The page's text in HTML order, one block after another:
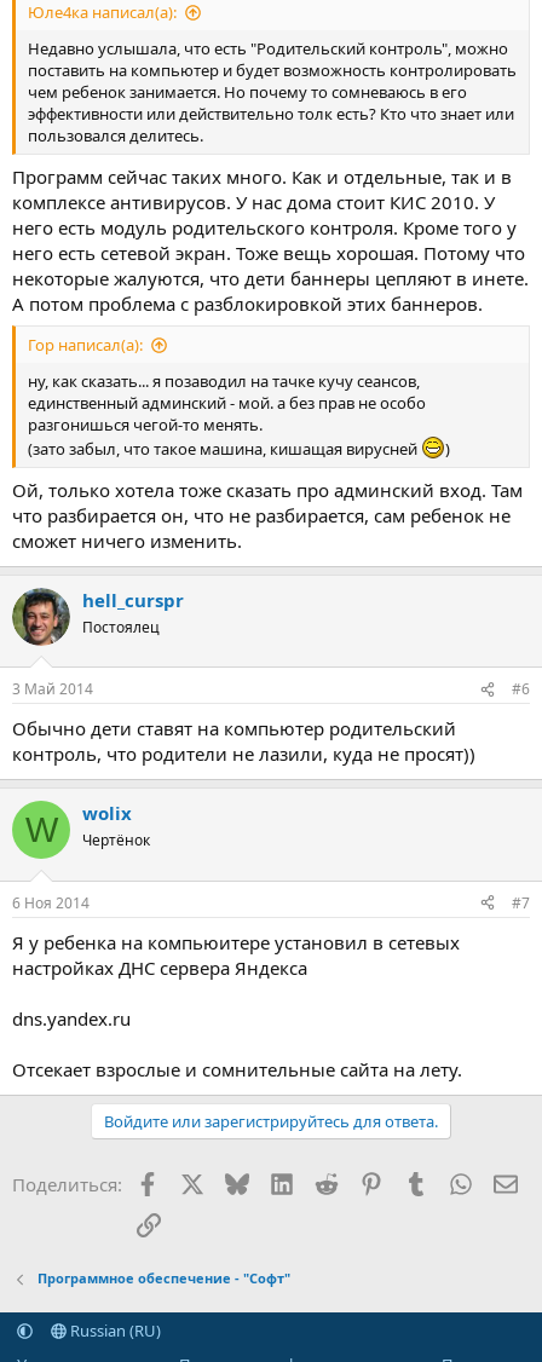
Юле4ка написал(а):
Недавно услышала, что есть "Родительский контроль", можно
поставить на компьютер и будет возможность контролировать
чем ребенок занимается. Но почему то сомневаюсь в его
эффективности или действительно толк есть? Кто что знает или
пользовался делитесь.
Программ сейчас таких много. Как и отдельные, так и в
комплексе антивирусов. У нас дома стоит КИС 2010. У
него есть модуль родительского контроля. Кроме того у
него есть сетевой экран. Тоже вещь хорошая. Потому что
некоторые жалуются, что дети баннеры цепляют в инете.
А потом проблема с разблокировкой этих баннеров.
Гор написал(а):
ну, как сказать... я позаводил на тачке кучу сеансов,
единственный админский - мой. а без прав не особо
разгонишься чегой-то менять.
(зато забыл, что такое машина, кишащая вирусней
)
Ой, только хотела тоже сказать про админский вход. Там
что разбирается он, что не разбирается, сам ребенок не
сможет ничего изменить.
hell_curspr
Постоялец
3 Май 2014 #6
Обычно дети ставят на компьютер родительский
контроль, что родители не лазили, куда не просят))
W wolix
Чертёнок
6 Ноя 2014 #7
Я у ребенка на компьюитере установил в сетевых
настройках ДНС сервера Яндекса
dns.yandex.ru
Отсекает взрослые и сомнительные сайта на лету.
Войдите или зарегистрируйтесь для ответа.
Поделиться: FacebookX (Twitter)
BlueskyLinkedIn
Reddit PinterestTumblr
Ссылка
Программное обеспечение - "Софт"
Russian (RU)